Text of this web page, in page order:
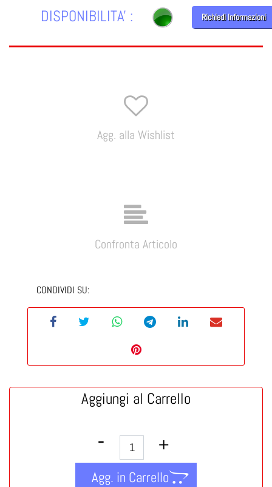
DISPONIBILITA' : Richiedi Informazioni
Agg. alla Wishlist
Confronta Articolo
CONDIVIDI SU:
Aggiungi al Carrello
Quantità
Agg. in Carrello